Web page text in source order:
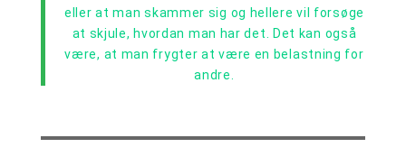
eller at man skammer sig og hellere vil forsøge
at skjule, hvordan man har det. Det kan også
være, at man frygter at være en belastning for
andre.